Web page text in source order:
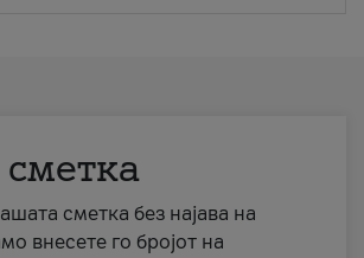
сметка без најава на
внесете го бројот на